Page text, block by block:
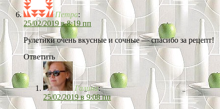
Петра:
25/02/2019 в 8:19 пп
Рулетики очень вкусные и сочные — спасибо за рецепт!
Ответить
Галина:
25/02/2019 в 9:08 пп